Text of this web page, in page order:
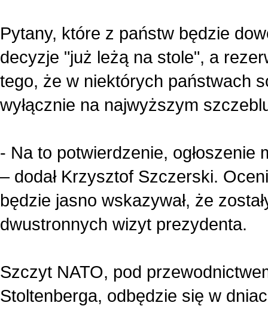
Pytany, które z państw będzie
decyzje "już leżą na stole", a
tego, że w niektórych państwach
wyłącznie na najwyższym
- Na to potwierdzenie,
– dodał Krzysztof Szczerski.
będzie jasno wskazywał, że
dwustronnych wizyt prezydenta.
Szczyt NATO, pod
Stoltenberga, odbędzie się w